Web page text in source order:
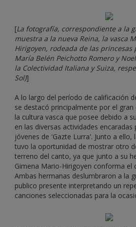
[La fotografía, correspondiente a la
muestra a la nueva Reina, la vasca
Hirigoyen, rodeada de las princesas
María Belén Peichotto Romero y
la Colectividad Italiana y Suiza,
Sol)]
A lo largo del período de calificación
se destacó principalmente por el
la cultura vasca que posee debido a
en las diversas actividades encaradas
jóvenes de 'Gazte Lurra'. Junto a ello,
tuvo la oportunidad de mostrar otro
terreno del canto, ya que junto a su
Gimena Mario-Hirigoyen conforma el
Ambas hermanas deslumbraron a la
publico presente interpretando un
canciones seleccionadas para la